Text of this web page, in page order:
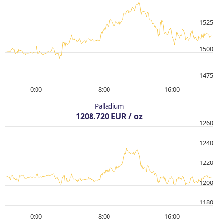
0:00 8:00 16:00
1475
1500
1525
Palladium
1208.720 EUR / oz
0:00 8:00 16:00
1180
1200
1220
1240
1260